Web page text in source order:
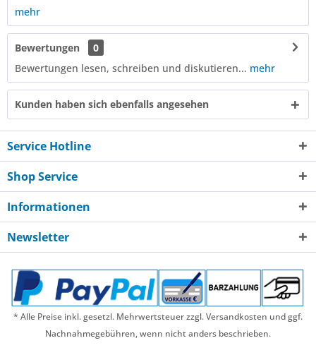
mehr
Bewertungen
0
Bewertungen lesen, schreiben und diskutieren... mehr
Kunden haben sich ebenfalls angesehen
Service Hotline
Shop Service
Informationen
Newsletter
* Alle Preise inkl. gesetzl. Mehrwertsteuer zzgl. Versandkosten und ggf.
Nachnahmegebühren, wenn nicht anders beschrieben.